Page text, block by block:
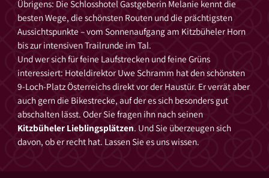
Übrigens: Die Schlosshotel Gastgeberin Melanie kennt die
besten Wege, die schönsten Routen und die prächtigsten
Aussichtspunkte – vom Sonnenaufgang am Kitzbüheler Horn
bis zur intensiven Trailrunde im Tal.
Und wer sich für feine Laufstrecken und feine Grüns
interessiert: Hoteldirektor Uwe Schramm hat den schönsten
9-Loch-Platz Österreichs direkt vor der Haustür. Er verrät aber
auch gern die Bikestrecke, auf der es sich besonders gut
abschalten lässt. Oder Sie fragen ihn nach seinen
Kitzbüheler Lieblingsplätzen. Und Sie überzeugen sich
davon, ob er recht hat. Lassen Sie es uns wissen.